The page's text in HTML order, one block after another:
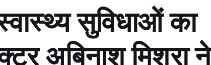
सुविधाओं का
अबिनाश मिश्रा ने